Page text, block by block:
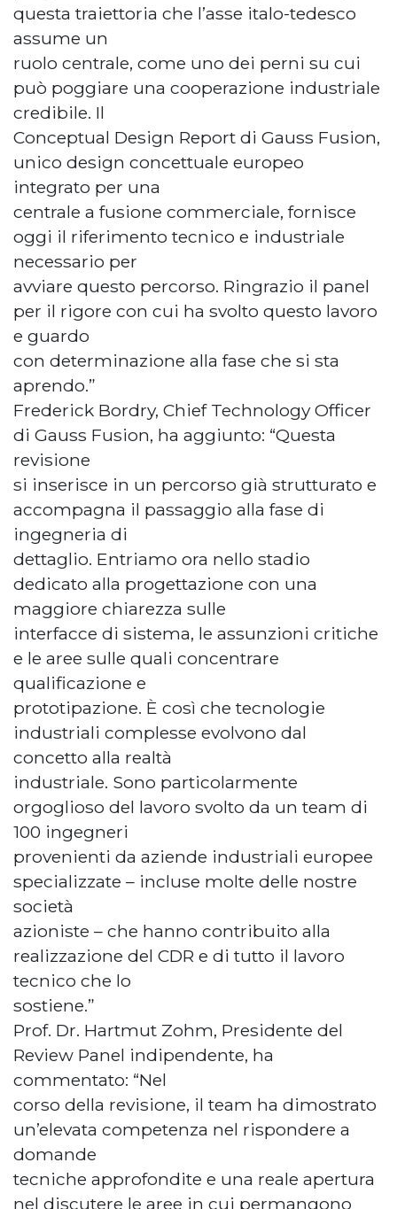
questa traiettoria che l’asse italo-tedesco
assume un
ruolo centrale, come uno dei perni su cui
può poggiare una cooperazione industriale
credibile. Il
Conceptual Design Report di Gauss Fusion,
unico design concettuale europeo
integrato per una
centrale a fusione commerciale, fornisce
oggi il riferimento tecnico e industriale
necessario per
avviare questo percorso. Ringrazio il panel
per il rigore con cui ha svolto questo lavoro
e guardo
con determinazione alla fase che si sta
aprendo.”
Frederick Bordry, Chief Technology Officer
di Gauss Fusion, ha aggiunto: “Questa
revisione
si inserisce in un percorso già strutturato e
accompagna il passaggio alla fase di
ingegneria di
dettaglio. Entriamo ora nello stadio
dedicato alla progettazione con una
maggiore chiarezza sulle
interfacce di sistema, le assunzioni critiche
e le aree sulle quali concentrare
qualificazione e
prototipazione. È così che tecnologie
industriali complesse evolvono dal
concetto alla realtà
industriale. Sono particolarmente
orgoglioso del lavoro svolto da un team di
100 ingegneri
provenienti da aziende industriali europee
specializzate – incluse molte delle nostre
società
azioniste – che hanno contribuito alla
realizzazione del CDR e di tutto il lavoro
tecnico che lo
sostiene.”
Prof. Dr. Hartmut Zohm, Presidente del
Review Panel indipendente, ha
commentato: “Nel
corso della revisione, il team ha dimostrato
un’elevata competenza nel rispondere a
domande
tecniche approfondite e una reale apertura
nel discutere le aree in cui permangono